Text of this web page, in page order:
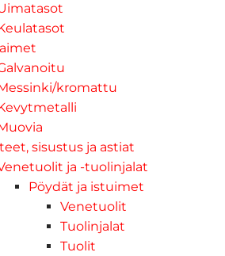
kromattu
sisustus ja astiat
ja -tuolinjalat
Pöydät ja istuimet
Venetuolit
Tuolinjalat
Tuolit